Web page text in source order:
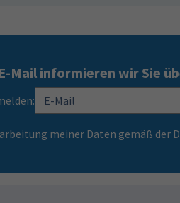
Mail informieren wir Sie
meiner Daten gemäß der